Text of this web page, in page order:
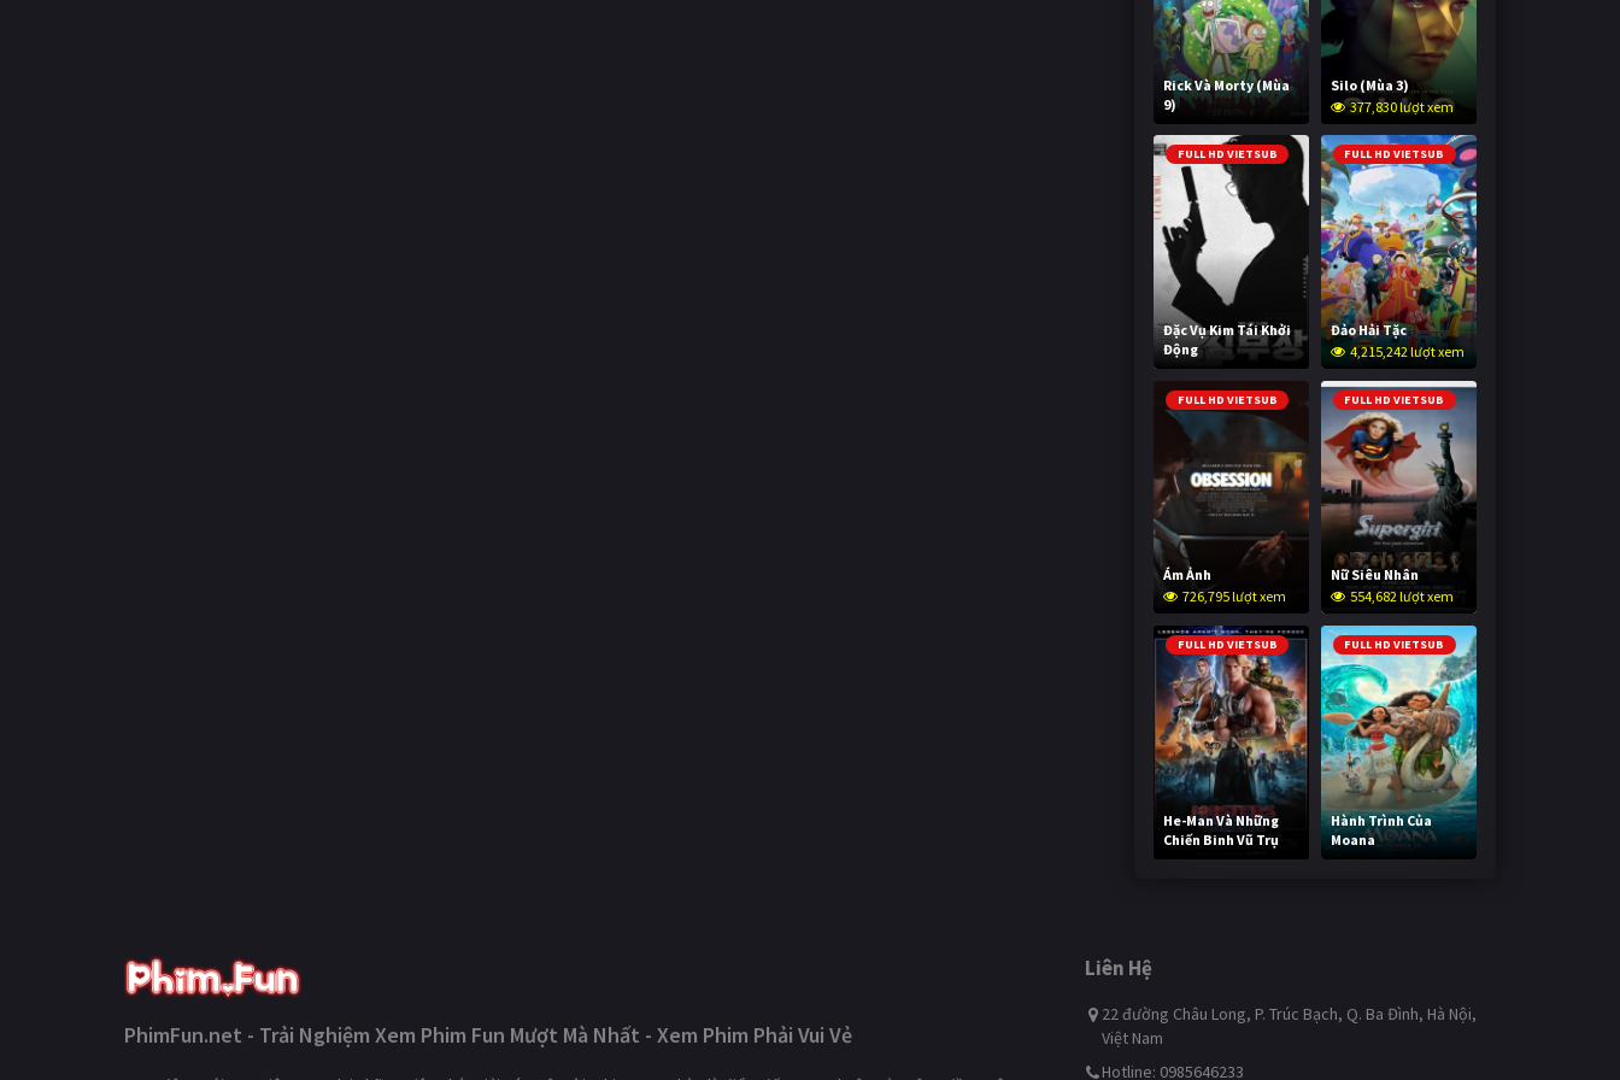
Rick Và Morty (Mùa
9)
3,004,361 lượt xem
Silo (Mùa 3)
377,830 lượt xem
FULL HD VIETSUB
Đặc Vụ Kim Tái Khởi
Động
603,268 lượt xem
FULL HD VIETSUB
Đảo Hải Tặc
4,215,242 lượt xem
FULL HD VIETSUB
Ám Ảnh
726,795 lượt xem
FULL HD VIETSUB
Nữ Siêu Nhân
554,682 lượt xem
FULL HD VIETSUB
He-Man Và Những
Chiến Binh Vũ Trụ
245,469 lượt xem
FULL HD VIETSUB
Hành Trình Của
Moana
496,464 lượt xem
PhimFun.net - Trải Nghiệm Xem Phim Fun Mượt Mà Nhất - Xem Phim Phải Vui Vẻ
Liên Hệ
22 đường Châu Long, P. Trúc Bạch, Q. Ba Đình, Hà Nội,
Việt Nam
Hotline: 0985646233